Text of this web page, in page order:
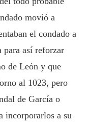
movió a
el condado a
para así reforzar
de León y que
al 1023, pero
de García o
incorporarlos a su